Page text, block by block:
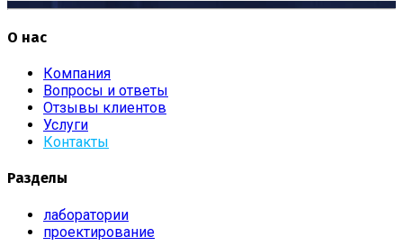
О нас
Компания
Вопросы и ответы
Отзывы клиентов
Услуги
Контакты
Разделы
лаборатории
проектирование